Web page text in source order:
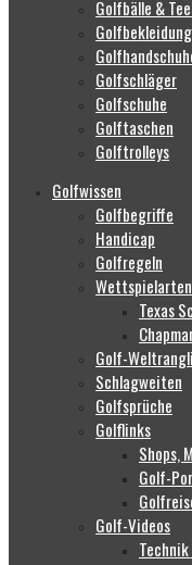
Golfbälle &
Golfbekleidung
Golfschläger
Golfschuhe
Golftaschen
Golftrolleys
Golfwissen
Golfbegriffe
Handicap
Golfregeln
Wettspielarten
Texas
Golf-
Schlagweiten
Golfsprüche
Golflinks
Shops,
Golf-
Golf-Videos